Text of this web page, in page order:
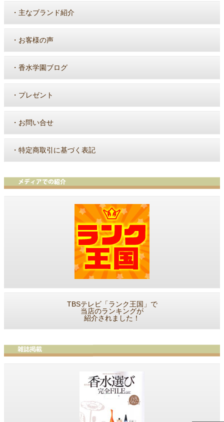
・ 主なブランド紹介
・ お客様の声
・ 香水学園ブログ
・ プレゼント
・ お問い合せ
・ 特定商取引に基づく表記
TBSテレビ「ランク王国」で
当店のランキングが
紹介されました！